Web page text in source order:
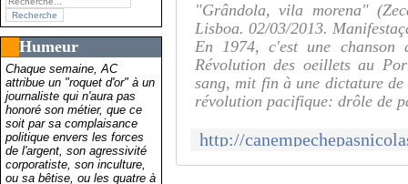
Humeur
Chaque semaine, AC
attribue un "roquet d'or" à un
journaliste qui n'aura pas
honoré son métier, que ce
soit par sa complaisance
politique envers les forces
de l'argent, son agressivité
corporatiste, son inculture,
ou sa bêtise, ou les quatre à
"Grândola, vila morena"
Lisboa. 02/03/2013.
En 1974, c'est une
Révolution des oeillets au
sang, mit fin à une dictature
révolution pacifique: drôle de